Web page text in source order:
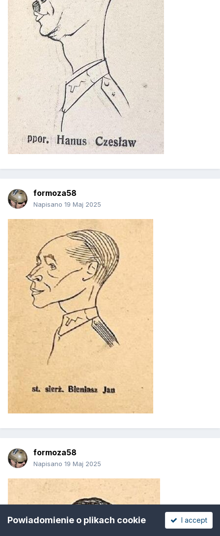
formoza58
Napisano 19 Maj 2025
formoza58
Napisano 19 Maj 2025
Powiadomienie o plikach cookie I accept